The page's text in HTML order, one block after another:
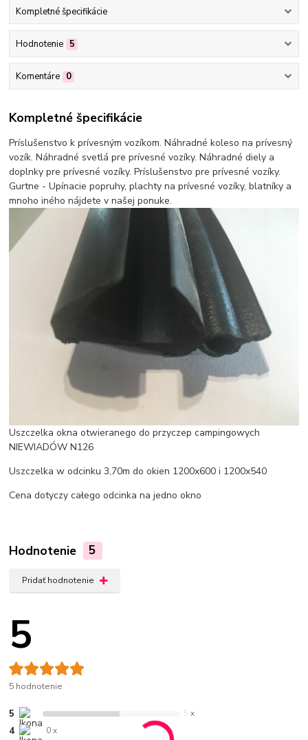
Kompletné špecifikácie
Hodnotenie 5
Komentáre 0
Kompletné špecifikácie
Príslušenstvo k prívesným vozíkom. Náhradné koleso na prívesný
vozík. Náhradné svetlá pre prívesné vozíky. Náhradné diely a
doplnky pre prívesné vozíky. Príslušenstvo pre prívesné vozíky.
Gurtne - Upínacie popruhy, plachty na prívesné vozíky, blatníky a
mnoho iného nájdete v našej ponuke.
Uszczelka okna otwieranego do przyczep campingowych
NIEWIADÓW N126
Uszczelka w odcinku 3,70m do okien 1200x600 i 1200x540
Cena dotyczy całego odcinka na jedno okno
Hodnotenie 5
Pridať hodnotenie
5
5 hodnotenie
5 5 x
4 0 x